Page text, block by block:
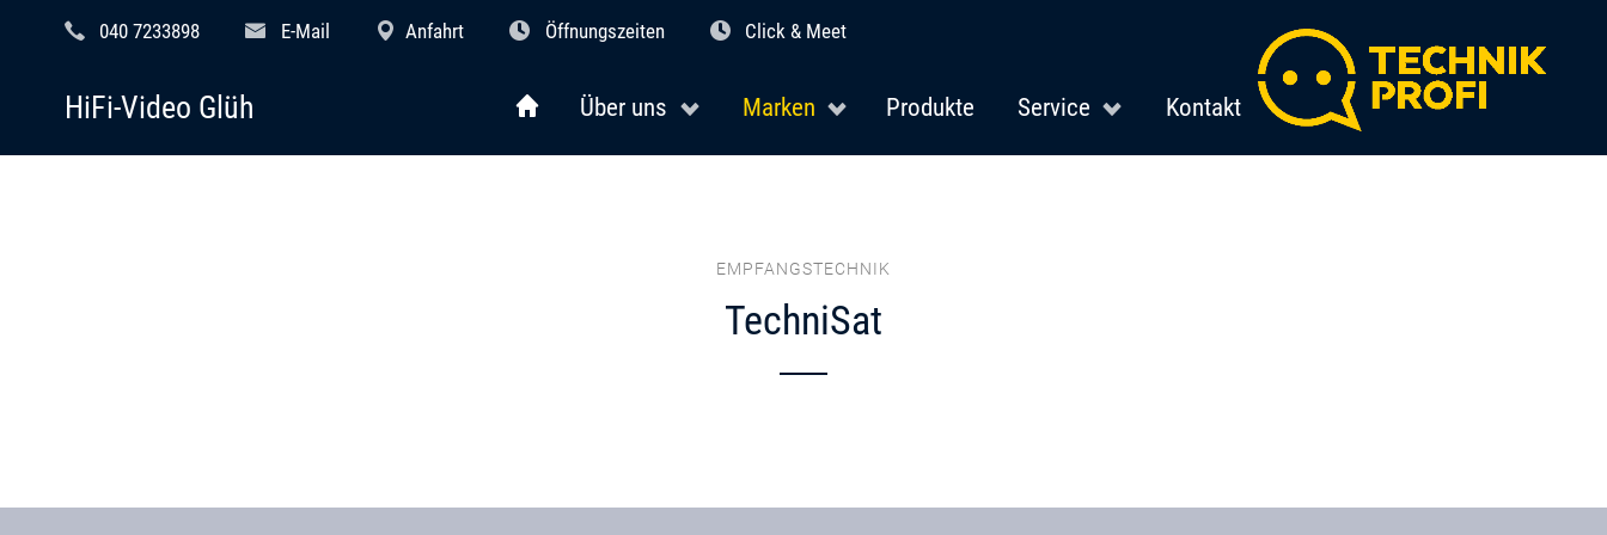
040 7233898 E-Mail Anfahrt Öffnungszeiten Click & Meet
Über uns Marken Produkte Service Kontakt
HiFi-Video Glüh
EMPFANGSTECHNIK
TechniSat